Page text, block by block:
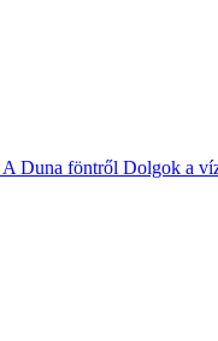
A Duna föntről Dolgok a